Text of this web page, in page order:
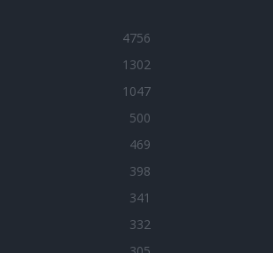
4756
1302
1047
500
469
398
341
332